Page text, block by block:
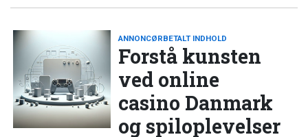
ANNONCØRBETALT INDHOLD
Forstå kunsten
ved online
casino Danmark
og spiloplevelser